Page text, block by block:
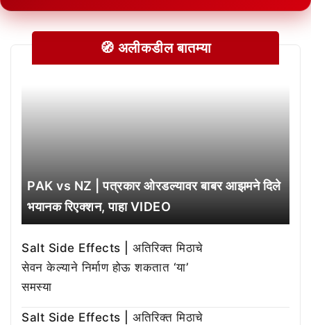
🧭 अलीकडील बातम्या
PAK vs NZ | पत्रकार ओरडल्यावर बाबर आझमने दिले
भयानक रिएक्शन, पाहा VIDEO
Salt Side Effects | अतिरिक्त मिठाचे
सेवन केल्याने निर्माण होऊ शकतात ‘या’
समस्या
Salt Side Effects | अतिरिक्त मिठाचे